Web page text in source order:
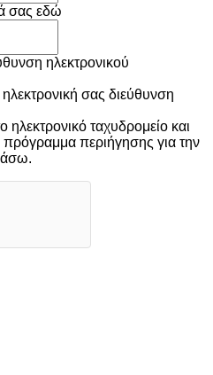
σας εδώ
ηλεκτρονικού
σας διεύθυνση
ταχυδρομείο και
περιήγησης για την